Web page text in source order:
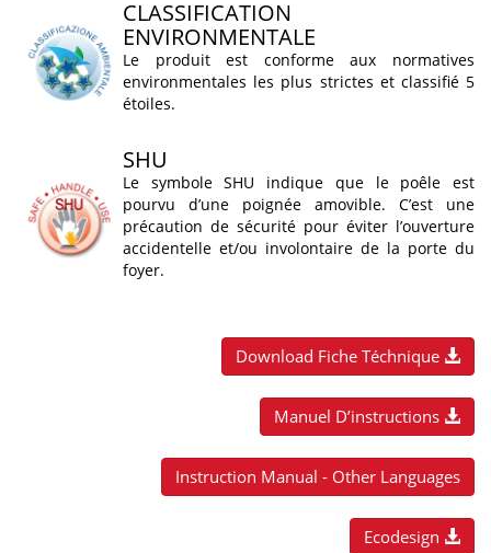
CLASSIFICATION
ENVIRONMENTALE
Le produit est conforme aux normatives
environmentales les plus strictes et classifié 5
étoiles.
SHU
Le symbole SHU indique que le poêle est
pourvu d’une poignée amovible. C’est une
précaution de sécurité pour éviter l’ouverture
accidentelle et/ou involontaire de la porte du
foyer.
Download Fiche Téchnique
Manuel D’instructions
Instruction Manual - Other Languages
Ecodesign